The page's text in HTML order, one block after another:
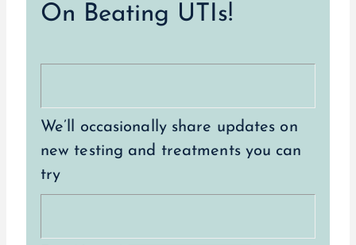
On Beating UTIs!
We’ll occasionally share updates on
new testing and treatments you can
try